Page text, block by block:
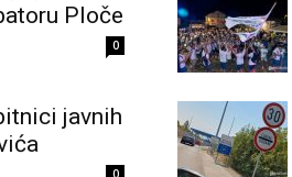
Ploče
0
javnih
0